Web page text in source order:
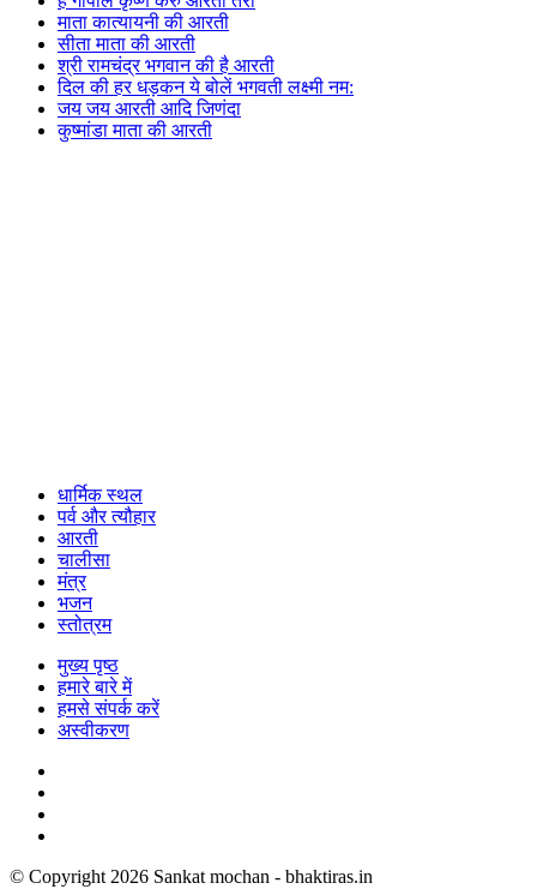
माता कात्यायनी की आरती
सीता माता की आरती
श्री रामचंद्र भगवान की है आरती
दिल की हर धड़कन ये बोलें भगवती लक्ष्मी नम:
जय जय आरती आदि जिणंदा
कुष्मांडा माता की आरती
धार्मिक स्थल
पर्व और त्यौहार
आरती
चालीसा
मंत्र
भजन
स्तोत्रम
मुख्य पृष्ठ
हमारे बारे में
हमसे संपर्क करें
अस्वीकरण
© Copyright 2026 Sankat mochan - bhaktiras.in